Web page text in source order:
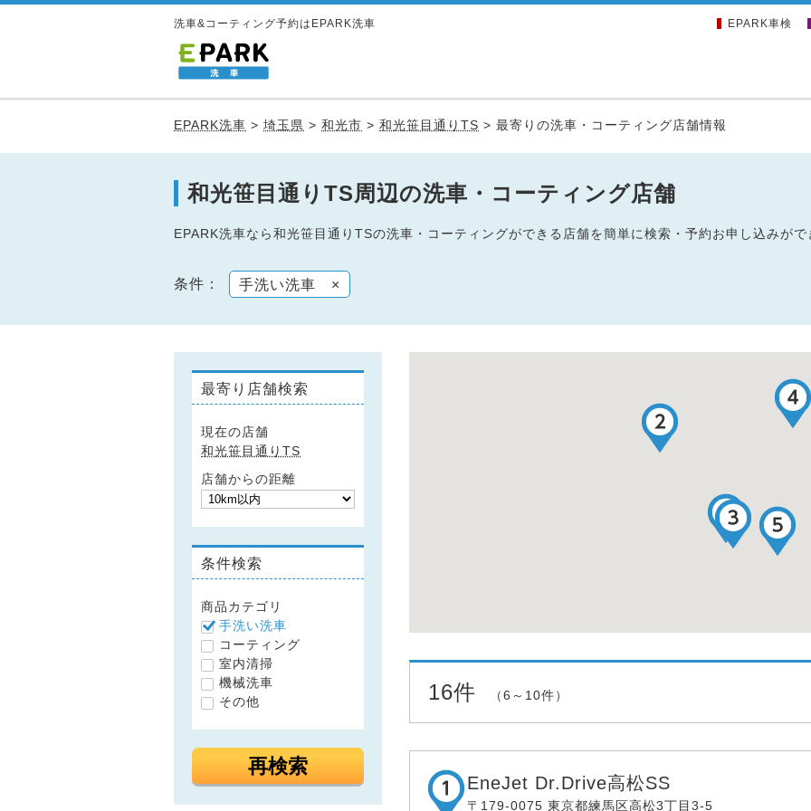
洗車&コーティング予約はEPARK洗車 EPARK車検
EPARK洗車 > 埼玉県 > 和光市 > 和光笹目通りTS > 最寄りの洗車・コーティング店舗情報
和光笹目通りTS周辺の洗車・コーティング店舗
EPARK洗車なら和光笹目通りTSの洗車・コーティングができる店舗を簡単に検索・予約お申し込みがで
条件： 手洗い洗車 ×
最寄り店舗検索
現在の店舗
和光笹目通りTS
店舗からの距離
条件検索
商品カテゴリ
手洗い洗車
コーティング
室内清掃
機械洗車
その他
再検索
16件 （6～10件）
EneJet Dr.Drive高松SS
〒179-0075 東京都練馬区高松3丁目3-5